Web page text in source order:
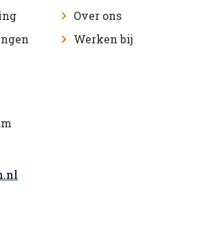
Over ons
Werken bij